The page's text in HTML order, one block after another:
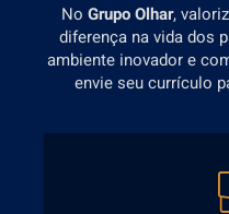
No Grupo Olhar,
diferença na vida dos
ambiente inovador e
envie seu currículo